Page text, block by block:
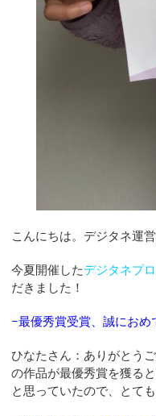
こんにちは。デジタネ運営
今夏開催したデジタネプ
だきました！
−最優秀賞受賞、誠におめ
ひなたさん：ありがとう
の作品が最優秀賞を獲る
と思っていたので、とて